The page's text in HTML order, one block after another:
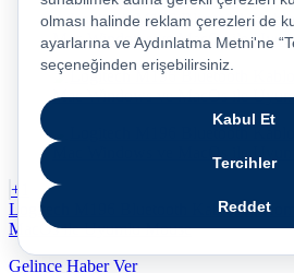
+1
Logitech M196 Bluetooth Kablosuz
MacOs ile Uyumlu Mouse
Gelince Haber Ver